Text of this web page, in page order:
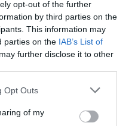
opt-out of the further
by third parties on the
This information may
parties on the IAB’s List of
further disclose it to other
uses one or more Google
behaviour. You may click to
Opt Outs
of my